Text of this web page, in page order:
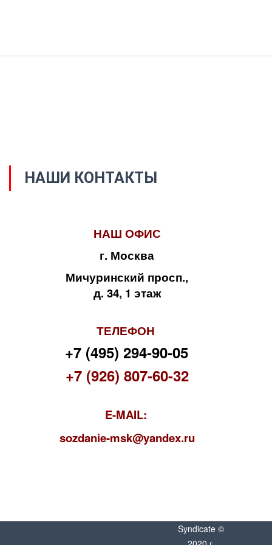
НАШИ КОНТАКТЫ
НАШ ОФИС
г. Москва
Мичуринский просп.,
д. 34, 1 этаж
ТЕЛЕФОН
+7 (495) 294-90-05
+7 (926) 807-60-32
E-MAIL:
sozdanie-msk@yandex.ru
Syndicate ©